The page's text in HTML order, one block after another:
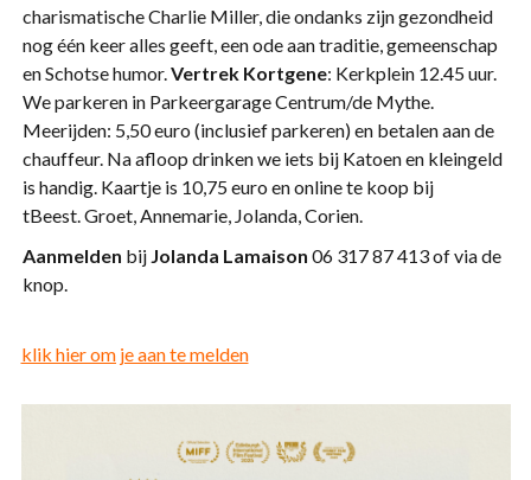
charismatische Charlie Miller, die ondanks zijn gezondheid
nog één keer alles geeft, een ode aan traditie, gemeenschap
en Schotse humor.Vertrek Kortgene: Kerkplein 12.45 uur.
We parkeren in Parkeergarage Centrum/de Mythe.
Meerijden: 5,50 euro (inclusief parkeren) en betalen aan de
chauffeur. Na afloop drinken we iets bij Katoen en kleingeld
is handig. Kaartje is 10,75 euro en online te koop bij
tBeest. Groet, Annemarie, Jolanda, Corien.
Aanmelden bij Jolanda Lamaison 06 317 87 413 of via de
knop.
klik hier om je aan te melden